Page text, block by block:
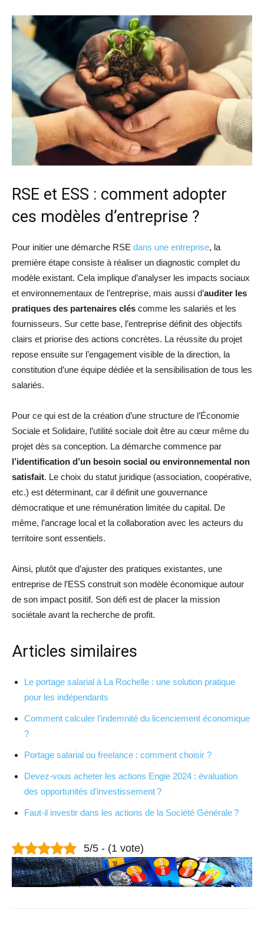
RSE et ESS : comment adopter
ces modèles d’entreprise ?
Pour initier une démarche RSE dans une entreprise, la
première étape consiste à réaliser un diagnostic complet du
modèle existant. Cela implique d’analyser les impacts sociaux
et environnementaux de l’entreprise, mais aussi d’auditer les
pratiques des partenaires clés comme les salariés et les
fournisseurs. Sur cette base, l’entreprise définit des objectifs
clairs et priorise des actions concrètes. La réussite du projet
repose ensuite sur l’engagement visible de la direction, la
constitution d’une équipe dédiée et la sensibilisation de tous les
salariés.
Pour ce qui est de la création d’une structure de l’Économie
Sociale et Solidaire, l’utilité sociale doit être au cœur même du
projet dès sa conception. La démarche commence par
l’identification d’un besoin social ou environnemental non
satisfait. Le choix du statut juridique (association, coopérative,
etc.) est déterminant, car il définit une gouvernance
démocratique et une rémunération limitée du capital. De
même, l’ancrage local et la collaboration avec les acteurs du
territoire sont essentiels.
Ainsi, plutôt que d’ajuster des pratiques existantes, une
entreprise de l’ESS construit son modèle économique autour
de son impact positif. Son défi est de placer la mission
sociétale avant la recherche de profit.
Articles similaires
Le portage salarial à La Rochelle : une solution pratique
pour les indépendants
Comment calculer l’indemnité du licenciement économique
?
Portage salarial ou freelance : comment choisir ?
Devez-vous acheter les actions Engie 2024 : évaluation
des opportunités d’investissement ?
Faut-il investir dans les actions de la Société Générale ?
5/5 - (1 vote)